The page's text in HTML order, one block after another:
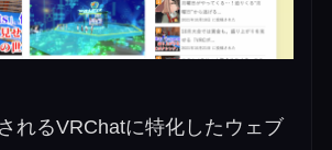
れるVRChatに特化したウェブ